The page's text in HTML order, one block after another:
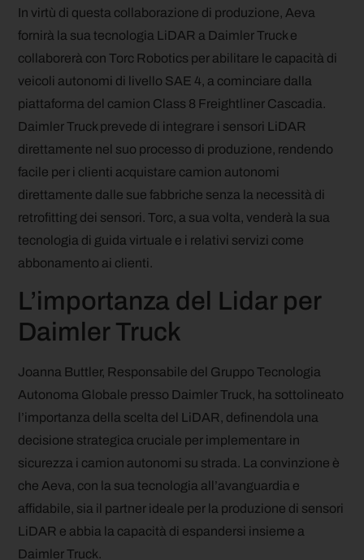
In virtù di questa collaborazione di produzione, Aeva
fornirà la sua tecnologia LiDAR a Daimler Truck e
collaborerà con Torc Robotics per abilitare le capacità di
veicoli autonomi di livello SAE 4, a cominciare dalla
piattaforma del camion Class 8 Freightliner Cascadia.
Daimler Truck prevede di integrare i sensori LiDAR
direttamente nel suo processo di produzione, rendendo
facile per i clienti acquistare camion autonomi
direttamente dalle sue fabbriche senza la necessità di
retrofitting dei sensori. Torc, a sua volta, venderà la sua
tecnologia di guida virtuale e i relativi servizi come
abbonamento ai clienti.
L’importanza del Lidar per
Daimler Truck
Joanna Buttler, Responsabile del Gruppo Tecnologia
Autonoma Globale presso Daimler Truck, ha sottolineato
l’importanza della scelta del LiDAR, definendola una
decisione strategica cruciale per implementare in
sicurezza i camion autonomi su strada. La convinzione è
che Aeva, con la sua tecnologia all’avanguardia e
affidabile, sia il partner ideale per la produzione di sensori
LiDAR e abbia la capacità di espandersi insieme a
Daimler Truck.